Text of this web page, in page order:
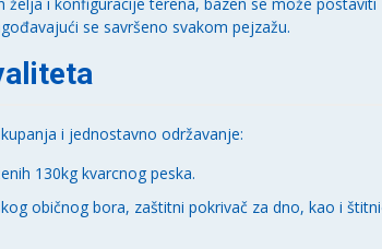
se savršeno svakom pejzažu.
i jednostavno održavanje:
130kg kvarcnog peska.
običnog bora, zaštitni pokrivač za dno, kao i